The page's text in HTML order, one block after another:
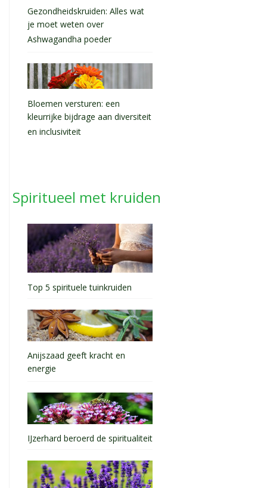
Gezondheidskruiden: Alles wat
je moet weten over
Ashwagandha poeder
Bloemen versturen: een
kleurrijke bijdrage aan diversiteit
en inclusiviteit
Spiritueel met kruiden
Top 5 spirituele tuinkruiden
Anijszaad geeft kracht en
energie
IJzerhard beroerd de spiritualiteit